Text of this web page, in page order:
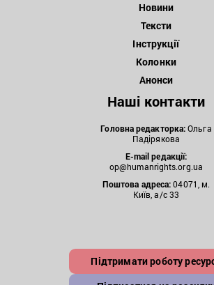
Новини
Тексти
Інструкції
Колонки
Анонси
Наші контакти
Головна редакторка:Ольга
Падірякова
E-mail редакції:
op@humanrights.org.ua
Поштова адреса:04071, м.
Київ, а/с 33
Підтримати роботу